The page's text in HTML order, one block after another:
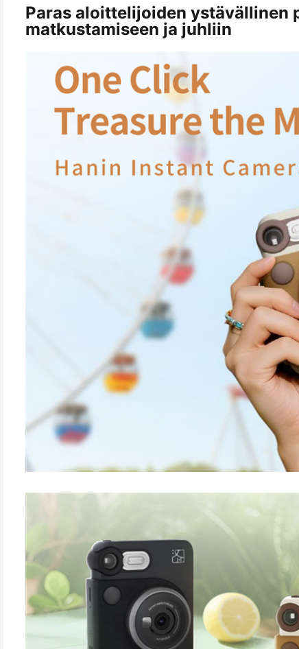
Paras aloittelijoiden ystävällinen
matkustamiseen ja juhliin